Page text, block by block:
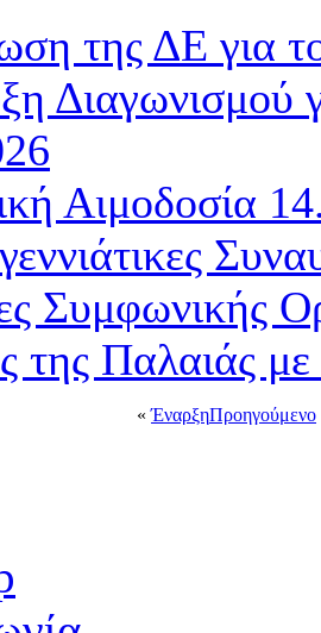
της ΔΕ για
Διαγωνισμού
Αιμοδοσία
Συμφωνικής
της Παλαιάς
«ΈναρξηΠροηγούμενο